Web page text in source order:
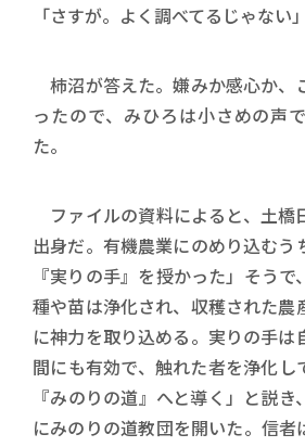
「さすが。よく調べてるじゃない」
柿沼が答えた。嫌みか感心か、
ったので、みひろは小さめの声
た。
ファイルの資料によると、土橋
出身だ。有機農業にのめり込むう
『実りの手』を授かった」そう
種や苗は浄化され、収穫された農
に神力を取り込める。実りの手は
間にも有効で、触れた者を浄化し
『みのりの道』へと導く」と説
にみのりの道教団を開いた。信者